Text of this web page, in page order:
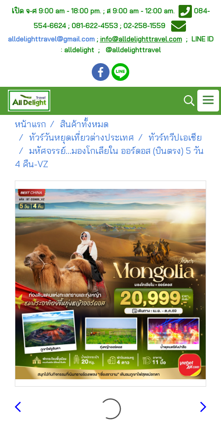
เปิด จ-ศ 9:00 am - 18:00 pm. ; ส 9:00 am - 12:00 am.
084-
554-6624 ; 081-622-4553 ; 02-258-1559
alldelighttravel@gmail.com; info@alldelighttravel.com; LINE ID
: alldelight ; @alldelighttravel
หน้าแรก
สินค้าทั้งหมด
ทัวร์วันหยุดเที่ยวต่างประเทศ
ทัวร์ทวีปเอเชีย
มหัศจรรย์...มองโกเลียใน ออร์ดอส (บินตรง) 5 วัน
4 คืน-VZ